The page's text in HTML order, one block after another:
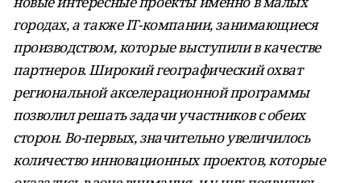
городах, а также IT-компании, занимающиеся
производством, которые выступили в качестве
партнеров. Широкий географический охват
региональной акселерационной программы
позволил решать задачи участников с обеих
сторон. Во-первых, значительно увеличилось
количество инновационных проектов, которые